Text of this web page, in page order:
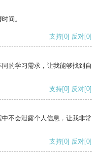
间。
支持[0] 反对[0]
的学习需求，让我能够找到自
支持[0] 反对[0]
不会泄露个人信息，让我非常
支持[0] 反对[0]